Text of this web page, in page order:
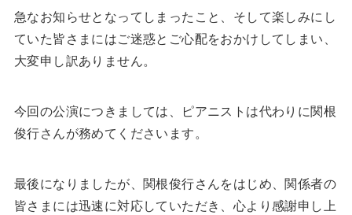
急なお知らせとなってしまったこと、そして楽しみにし
ていた皆さまにはご迷惑とご心配をおかけしてしまい、
大変申し訳ありません。
今回の公演につきましては、ピアニストは代わりに関根
俊行さんが務めてくださいます。
最後になりましたが、関根俊行さんをはじめ、関係者の
皆さまには迅速に対応していただき、心より感謝申し上